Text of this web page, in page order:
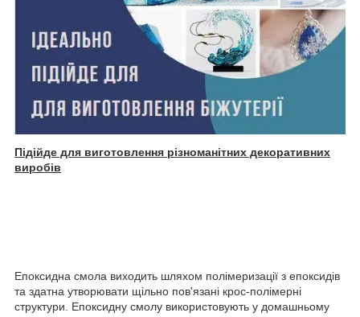
Підійде для виготовлення різноманітних декоративних
виробів
Епоксидна смола виходить шляхом полімеризації з епоксидів
та здатна утворювати щільно пов'язані крос-полімерні
структури. Епоксидну смолу використовують у домашньому